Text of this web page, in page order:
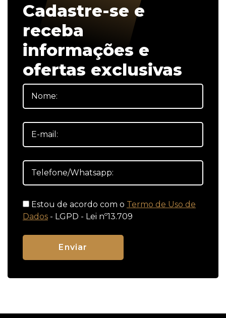
Cadastre-se e
receba
informações e
ofertas exclusivas
Estou de acordo com o Termo de Uso de
Dados - LGPD - Lei nº13.709